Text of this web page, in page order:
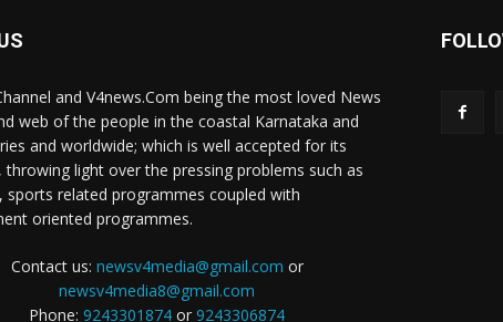
and V4news.Com being the most loved News
web of the people in the coastal Karnataka and
and worldwide; which is well accepted for its
throwing light over the pressing problems such as
sports related programmes coupled with
oriented programmes.
Contact us: newsv4media@gmail.com or
newsv4media8@gmail.com
Phone: 9243301874 or 9243306874